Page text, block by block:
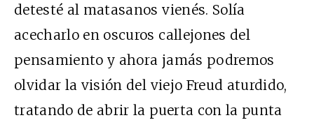
detesté al matasanos vienés. Solía
acecharlo en oscuros callejones del
pensamiento y ahora jamás podremos
olvidar la visión del viejo Freud aturdido,
tratando de abrir la puerta con la punta